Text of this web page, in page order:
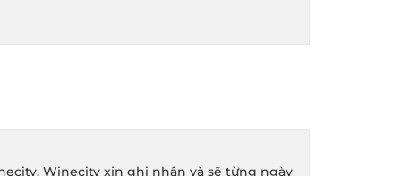
Winecity xin ghi nhận và sẽ từng ngày